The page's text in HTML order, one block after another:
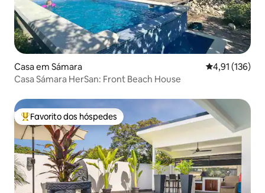
Casa em Sámara Classificação
4,91 (136)
Casa Sámara HerSan: Front Beach House
Favoritos dos hóspedes mais apreciados
Favorito dos hóspedes